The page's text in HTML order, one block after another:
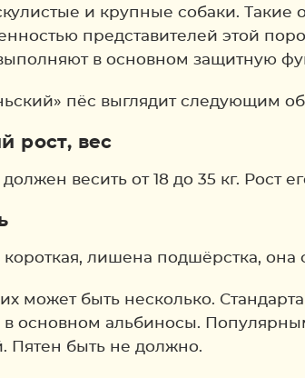
и крупные собаки.
представителей этой
в основном защитную
пёс выглядит следующим
рост, вес
весить от 18 до 35 кг. Рост
короткая, лишена подшёрстка,
их может быть несколько.
в основном альбиносы.
Пятен быть не должно.